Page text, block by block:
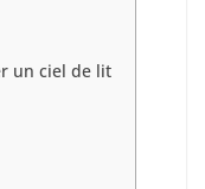
un ciel de lit